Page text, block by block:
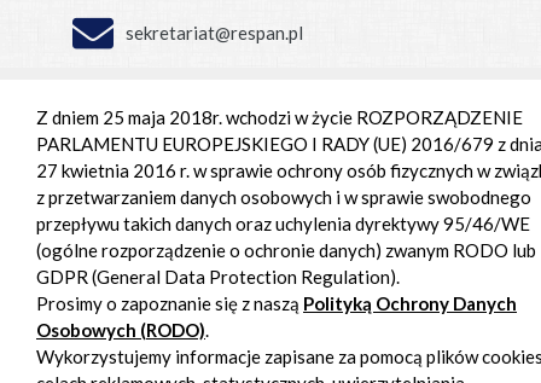
sekretariat@respan.pl
Pon. - pt. 9:00 – 18:00,
Sob. 9:00 - 15:00
Z dniem 25 maja 2018r. wchodzi w życie ROZPORZĄDZENIE
PARLAMENTU EUROPEJSKIEGO I RADY (UE) 2016/679 z
27 kwietnia 2016 r. w sprawie ochrony osób fizycznych w
z przetwarzaniem danych osobowych i w sprawie swobodnego
przepływu takich danych oraz uchylenia dyrektywy 95/46/WE
(ogólne rozporządzenie o ochronie danych) zwanym RODO lub
GDPR (General Data Protection Regulation).
Prosimy o zapoznanie się z naszą Polityką Ochrony Danych
Osobowych (RODO).
Wykorzystujemy informacje zapisane za pomocą plików